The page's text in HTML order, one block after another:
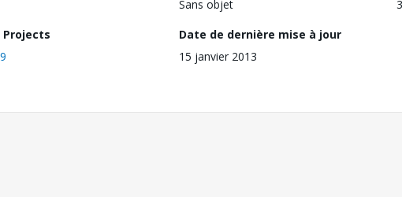
Sans objet
Projects
Date de dernière mise à jour
15 janvier 2013